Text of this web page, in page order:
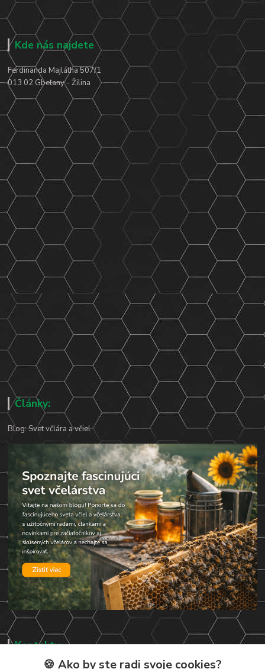
Kde nás najdete
Ferdinanda Majlátha 507/1
013 02 Gbeľany - Žilina
Články:
Blog: Svet včlára a včiel
Kontakty
🍪 Ako by ste radi svoje cookies?